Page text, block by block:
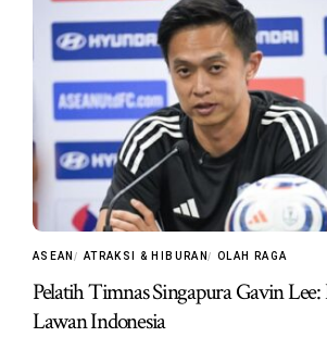
ASEAN ATRAKSI & HIBURAN OLAH RAGA
Pelatih Timnas Singapura Gavin Lee:
Lawan Indonesia